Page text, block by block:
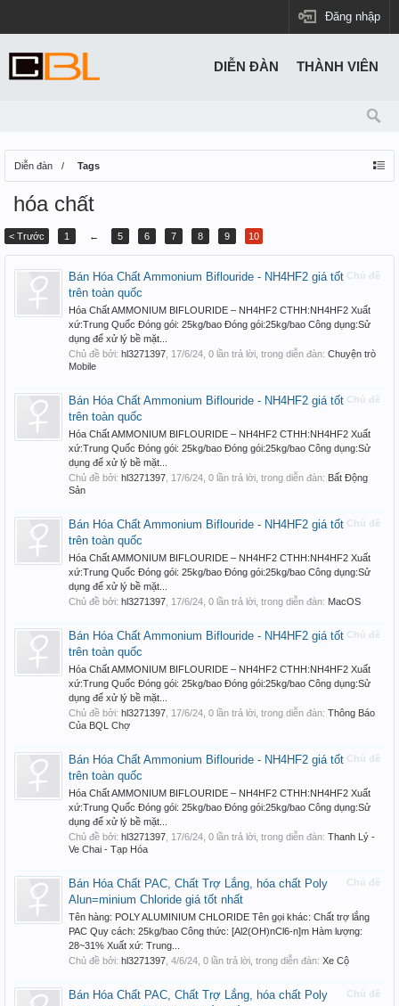
Đăng nhập
Diễn đàn Tags
hóa chất
< Trước 1 ← 5 6 7 8 9 10
Chủ đề
Bán Hóa Chất Ammonium Biflouride - NH4HF2 giá tốt
trên toàn quốc
Hóa Chất AMMONIUM BIFLOURIDE – NH4HF2 CTHH:NH4HF2 Xuất
xứ:Trung Quốc Đóng gói: 25kg/bao Đóng gói:25kg/bao Công dụng:Sử
dụng để xử lý bề mặt...
Chủ đề bởi: hl3271397 17/6/24 , 0 lần trả lời, trong diễn đàn: Chuyện trò
Mobile
Chủ đề
Bán Hóa Chất Ammonium Biflouride - NH4HF2 giá tốt
trên toàn quốc
Hóa Chất AMMONIUM BIFLOURIDE – NH4HF2 CTHH:NH4HF2 Xuất
xứ:Trung Quốc Đóng gói: 25kg/bao Đóng gói:25kg/bao Công dụng:Sử
dụng để xử lý bề mặt...
Chủ đề bởi: hl3271397 17/6/24 , 0 lần trả lời, trong diễn đàn: Bất Động
Sản
Chủ đề
Bán Hóa Chất Ammonium Biflouride - NH4HF2 giá tốt
trên toàn quốc
Hóa Chất AMMONIUM BIFLOURIDE – NH4HF2 CTHH:NH4HF2 Xuất
xứ:Trung Quốc Đóng gói: 25kg/bao Đóng gói:25kg/bao Công dụng:Sử
dụng để xử lý bề mặt...
Chủ đề bởi: hl3271397 17/6/24 , 0 lần trả lời, trong diễn đàn: MacOS
Chủ đề
Bán Hóa Chất Ammonium Biflouride - NH4HF2 giá tốt
trên toàn quốc
Hóa Chất AMMONIUM BIFLOURIDE – NH4HF2 CTHH:NH4HF2 Xuất
xứ:Trung Quốc Đóng gói: 25kg/bao Đóng gói:25kg/bao Công dụng:Sử
dụng để xử lý bề mặt...
Chủ đề bởi: hl3271397 17/6/24 , 0 lần trả lời, trong diễn đàn: Thông Báo
Của BQL Chợ
Chủ đề
Bán Hóa Chất Ammonium Biflouride - NH4HF2 giá tốt
trên toàn quốc
Hóa Chất AMMONIUM BIFLOURIDE – NH4HF2 CTHH:NH4HF2 Xuất
xứ:Trung Quốc Đóng gói: 25kg/bao Đóng gói:25kg/bao Công dụng:Sử
dụng để xử lý bề mặt...
Chủ đề bởi: hl3271397 17/6/24 , 0 lần trả lời, trong diễn đàn: Thanh Lý -
Ve Chai - Tạp Hóa
Chủ đề
Bán Hóa Chất PAC, Chất Trợ Lắng, hóa chất Poly
Alun=minium Chloride giá tốt nhất
Tên hàng: POLY ALUMINIUM CHLORIDE Tên gọi khác: Chất trợ lắng
PAC Quy cách: 25kg/bao Công thức: [Al2(OH)nCl6-n]m Hàm lượng:
28~31% Xuất xứ: Trung...
Chủ đề bởi: hl3271397 4/6/24 , 0 lần trả lời, trong diễn đàn: Xe Cộ
Chủ đề
Bán Hóa Chất PAC, Chất Trợ Lắng, hóa chất Poly
DIỄN ĐÀN THÀNH VIÊN